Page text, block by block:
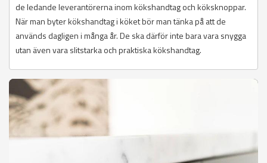
de ledande leverantörerna inom kökshandtag och köksknoppar.
När man byter kökshandtag i köket bör man tänka på att de
används dagligen i många år. De ska därför inte bara vara snygga
utan även vara slitstarka och praktiska kökshandtag.